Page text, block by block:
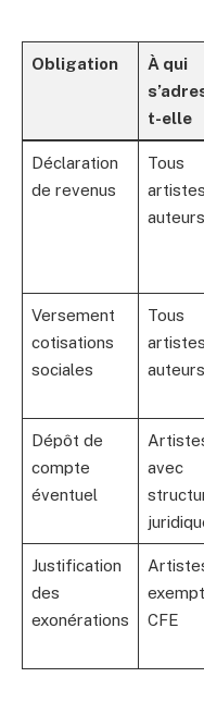
Obligation
À qui
t-elle
Déclaration
de revenus
Tous
auteurs
Versement
cotisations
sociales
Tous
auteurs
Dépôt de
compte
éventuel
avec
Justification
des
exonérations
CFE